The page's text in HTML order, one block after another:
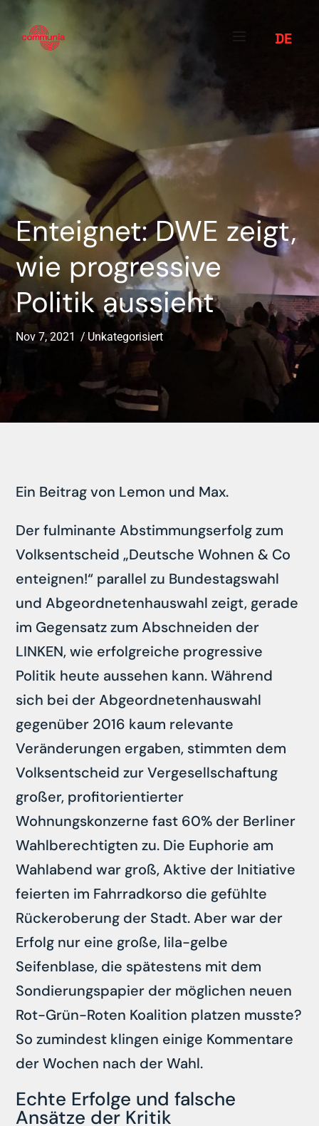
DE
Enteignet: DWE zeigt,
wie progressive
Politik aussieht
Nov 7, 2021 Unkategorisiert
Ein Beitrag von Lemon und Max.
Der fulminante Abstimmungserfolg zum
Volksentscheid „Deutsche Wohnen & Co
enteignen!“ parallel zu Bundestagswahl
und Abgeordnetenhauswahl zeigt, gerade
im Gegensatz zum Abschneiden der
LINKEN, wie erfolgreiche progressive
Politik heute aussehen kann. Während
sich bei der Abgeordnetenhauswahl
gegenüber 2016 kaum relevante
Veränderungen ergaben, stimmten dem
Volksentscheid zur Vergesellschaftung
großer, profitorientierter
Wohnungskonzerne fast 60% der Berliner
Wahlberechtigten zu. Die Euphorie am
Wahlabend war groß, Aktive der Initiative
feierten im Fahrradkorso die gefühlte
Rückeroberung der Stadt. Aber war der
Erfolg nur eine große, lila-gelbe
Seifenblase, die spätestens mit dem
Sondierungspapier der möglichen neuen
Rot-Grün-Roten Koalition platzen musste?
So zumindest klingen einige Kommentare
der Wochen nach der Wahl.
Echte Erfolge und falsche
Ansätze der Kritik